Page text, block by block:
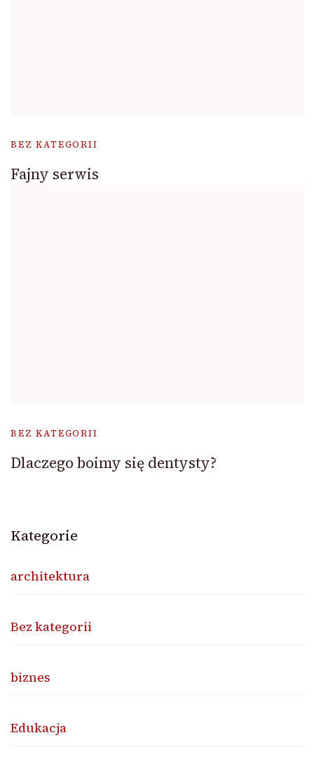
BEZ KATEGORII
Fajny serwis
BEZ KATEGORII
Dlaczego boimy się dentysty?
Kategorie
architektura
Bez kategorii
biznes
Edukacja